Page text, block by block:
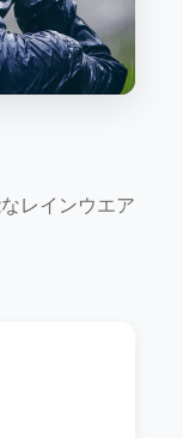
レインウエア